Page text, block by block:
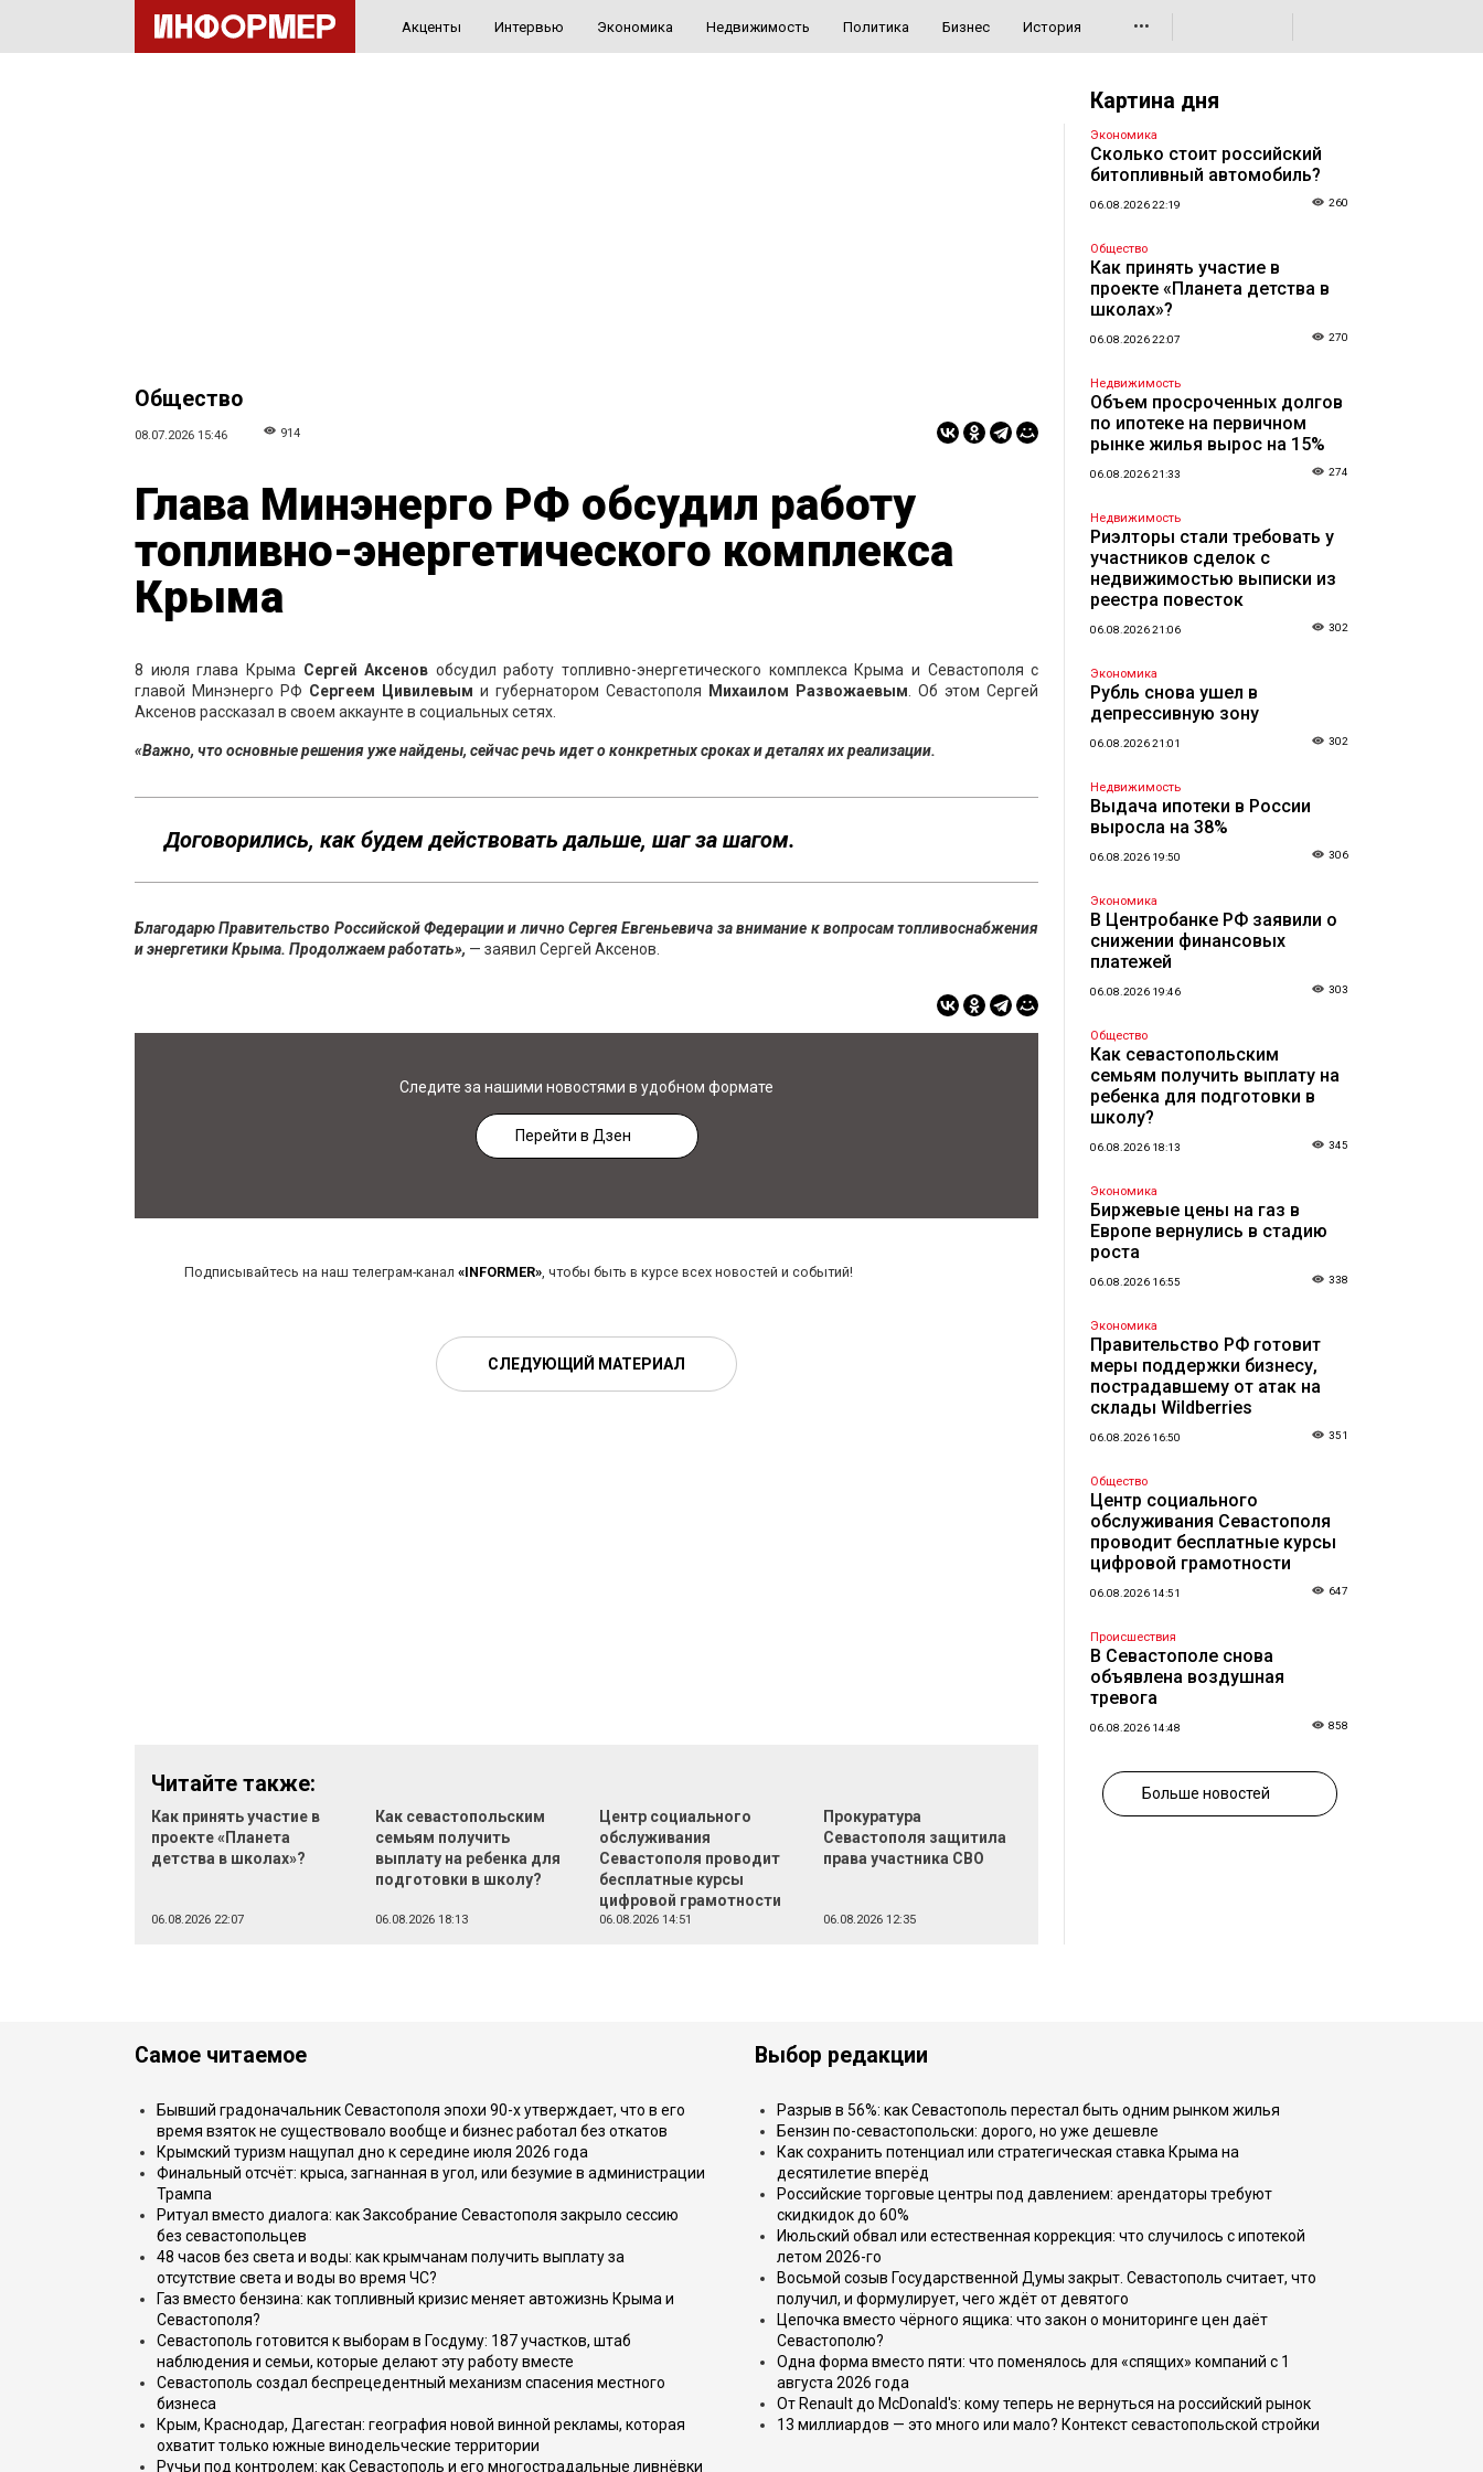
Акценты Интервью Экономика Недвижимость Политика Бизнес История •••
Общество
08.07.2026 15:46 914
Глава Минэнерго РФ обсудил работу
топливно-энергетического комплекса
Крыма
8 июля глава Крыма Сергей Аксенов обсудил работу топливно-энергетического комплекса Крыма и Севастополя с
главой Минэнерго РФ Сергеем Цивилевым и губернатором Севастополя Михаилом Развожаевым . Об этом Сергей
Аксенов рассказал в своем аккаунте в социальных сетях.
«Важно, что основные решения уже найдены, сейчас речь идет о конкретных сроках и деталях их реализации.
Договорились, как будем действовать дальше, шаг за шагом.
Благодарю Правительство Российской Федерации и лично Сергея Евгеньевича за внимание к вопросам топливоснабжения
и энергетики Крыма. Продолжаем работать», — заявил Сергей Аксенов.
Следите за нашими новостями в удобном формате
Перейти в Дзен
Подписывайтесь на наш телеграм-канал «INFORMER», чтобы быть в курсе всех новостей и событий!
СЛЕДУЮЩИЙ МАТЕРИАЛ
Читайте также:
Как принять участие в
проекте «Планета
детства в школах»?
06.08.2026 22:07
Как севастопольским
семьям получить
выплату на ребенка для
подготовки в школу?
06.08.2026 18:13
Центр социального
обслуживания
Севастополя проводит
бесплатные курсы
цифровой грамотности
06.08.2026 14:51
Прокуратура
Севастополя защитила
права участника СВО
06.08.2026 12:35
Картина дня
Экономика
Сколько стоит российский
битопливный автомобиль?
06.08.2026 22:19 260
Общество
Как принять участие в
проекте «Планета детства в
школах»?
06.08.2026 22:07 270
Недвижимость
Объем просроченных долгов
по ипотеке на первичном
рынке жилья вырос на 15%
06.08.2026 21:33 274
Недвижимость
Риэлторы стали требовать у
участников сделок с
недвижимостью выписки из
реестра повесток
06.08.2026 21:06 302
Экономика
Рубль снова ушел в
депрессивную зону
06.08.2026 21:01 302
Недвижимость
Выдача ипотеки в России
выросла на 38%
06.08.2026 19:50 306
Экономика
В Центробанке РФ заявили о
снижении финансовых
платежей
06.08.2026 19:46 303
Общество
Как севастопольским
семьям получить выплату на
ребенка для подготовки в
школу?
06.08.2026 18:13 345
Экономика
Биржевые цены на газ в
Европе вернулись в стадию
роста
06.08.2026 16:55 338
Экономика
Правительство РФ готовит
меры поддержки бизнесу,
пострадавшему от атак на
склады Wildberries
06.08.2026 16:50 351
Общество
Центр социального
обслуживания Севастополя
проводит бесплатные курсы
цифровой грамотности
06.08.2026 14:51 647
Происшествия
В Севастополе снова
объявлена воздушная
тревога
06.08.2026 14:48 858
Больше новостей
Самое читаемое
Бывший градоначальник Севастополя эпохи 90-х утверждает, что в его
время взяток не существовало вообще и бизнес работал без откатов
Крымский туризм нащупал дно к середине июля 2026 года
Финальный отсчёт: крыса, загнанная в угол, или безумие в администрации
Трампа
Ритуал вместо диалога: как Заксобрание Севастополя закрыло сессию
без севастопольцев
48 часов без света и воды: как крымчанам получить выплату за
отсутствие света и воды во время ЧС?
Газ вместо бензина: как топливный кризис меняет автожизнь Крыма и
Севастополя?
Севастополь готовится к выборам в Госдуму: 187 участков, штаб
наблюдения и семьи, которые делают эту работу вместе
Севастополь создал беспрецедентный механизм спасения местного
бизнеса
Крым, Краснодар, Дагестан: география новой винной рекламы, которая
охватит только южные винодельческие территории
Ручьи под контролем: как Севастополь и его многострадальные ливнёвки
Выбор редакции
Разрыв в 56%: как Севастополь перестал быть одним рынком жилья
Бензин по-севастопольски: дорого, но уже дешевле
Как сохранить потенциал или стратегическая ставка Крыма на
десятилетие вперёд
Российские торговые центры под давлением: арендаторы требуют
скидкидок до 60%
Июльский обвал или естественная коррекция: что случилось с ипотекой
летом 2026-го
Восьмой созыв Государственной Думы закрыт. Севастополь считает, что
получил, и формулирует, чего ждёт от девятого
Цепочка вместо чёрного ящика: что закон о мониторинге цен даёт
Севастополю?
Одна форма вместо пяти: что поменялось для «спящих» компаний с 1
августа 2026 года
От Renault до McDonald's: кому теперь не вернуться на российский рынок
13 миллиардов — это много или мало? Контекст севастопольской стройки